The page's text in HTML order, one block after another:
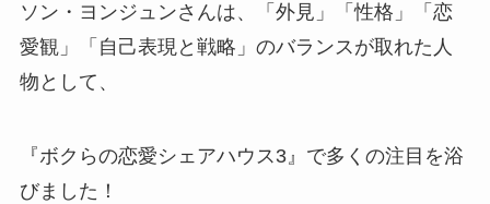
ソン・ヨンジュンさんは、「外見」「性格」「恋
愛観」「自己表現と戦略」のバランスが取れた人
物として、
『ボクらの恋愛シェアハウス3』で多くの注目を浴
びました！